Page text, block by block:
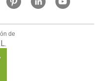
de